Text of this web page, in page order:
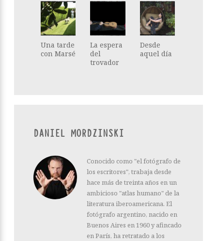
Una tarde
con Marsé
La espera
del
trovador
Desde
aquel día
DANIEL MORDZINSKI
Conocido como "el fotógrafo de
los escritores", trabaja desde
hace más de treinta años en un
ambicioso "atlas humano" de la
literatura iberoamericana. El
fotógrafo argentino, nacido en
Buenos Aires en 1960 y afincado
en París, ha retratado a los